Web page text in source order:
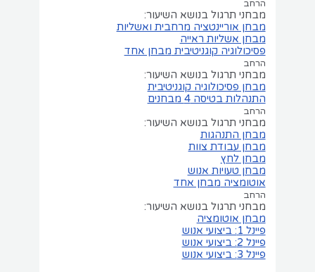
הרחב
מבחני תרגול בנושא השיעור:
מבחן אוריינטציה מרחבית ואשליות
מבחן אשליות ראייה
פסיכולוגיה קוגניטיביתמבחן אחד
הרחב
מבחני תרגול בנושא השיעור:
מבחן פסיכולוגיה קוגניטיבית
התנהלות בטיסה4 מבחנים
הרחב
מבחני תרגול בנושא השיעור:
מבחן התנהגות
מבחן עבודת צוות
מבחן לחץ
מבחן טעויות אנוש
אוטומציהמבחן אחד
הרחב
מבחני תרגול בנושא השיעור:
מבחן אוטומציה
פיינל 1: ביצועי אנוש
פיינל 2: ביצועי אנוש
פיינל 3: ביצועי אנוש